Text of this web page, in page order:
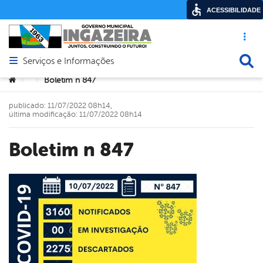
Acesso
Abrir menu principal de navegação
Serviços e Informações
Você está aqui:
> > Boletim n 847
Boletim n 847
publicado: 11/07/2022 08h14,
última modificação: 11/07/2022 08h14
ACESSIBILIDADE